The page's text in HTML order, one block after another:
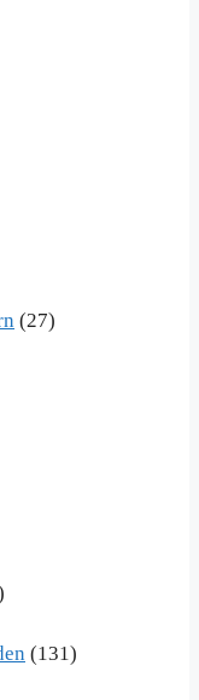
(27)
(131)